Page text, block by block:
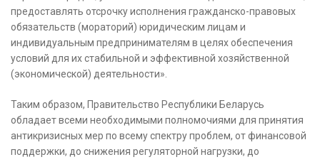
предоставлять отсрочку исполнения гражданско-правовых
обязательств (мораторий) юридическим лицам и
индивидуальным предпринимателям в целях обеспечения
условий для их стабильной и эффективной хозяйственной
(экономической) деятельности».
Таким образом, Правительство Республики Беларусь
обладает всеми необходимыми полномочиями для принятия
антикризисных мер по всему спектру проблем, от финансовой
поддержки, до снижения регуляторной нагрузки, до